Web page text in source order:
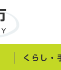
くらし・